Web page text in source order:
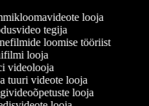
looja
tegija
loomise tööriist
looja
videolooja
tuuri videote looja
looja